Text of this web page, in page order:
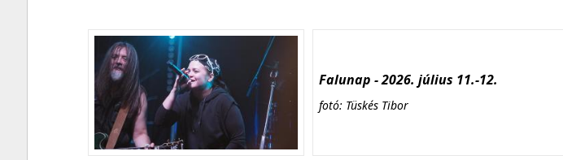
Falunap - 2026. július 11.-12.
fotó: Tüskés Tibor